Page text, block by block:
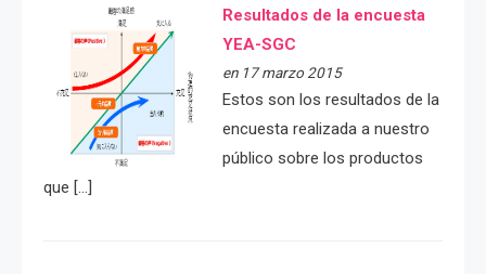
Resultados de la encuesta
YEA-SGC
en 17 marzo 2015
Estos son los resultados de la
encuesta realizada a nuestro
público sobre los productos
que […]